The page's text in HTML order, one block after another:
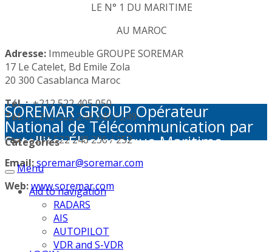
LE N° 1 DU MARITIME
AU MAROC
Adresse: Immeuble GROUPE SOREMAR
17 Le Catelet, Bd Emile Zola
20 300 Casablanca Maroc
Tél. :+212 522 405 050
Tél. :+212 522 248 245 / 249
Fax :+212 522 248 236 / 252
Email:soremar@soremar.com
Web:www.soremar.com
SOREMAR GROUP Opérateur
National de Télécommunication par
Satellite: Électronique Maritime -
Activités Portuaires - Plaisance et
Sécurité en Mer - Télécommunication
par Satellite - Défense et sécurité -
Géolocalisation - Visioconférence
Categories
Menu
Aid to navigation
RADARS
AIS
AUTOPILOT
VDR and S-VDR